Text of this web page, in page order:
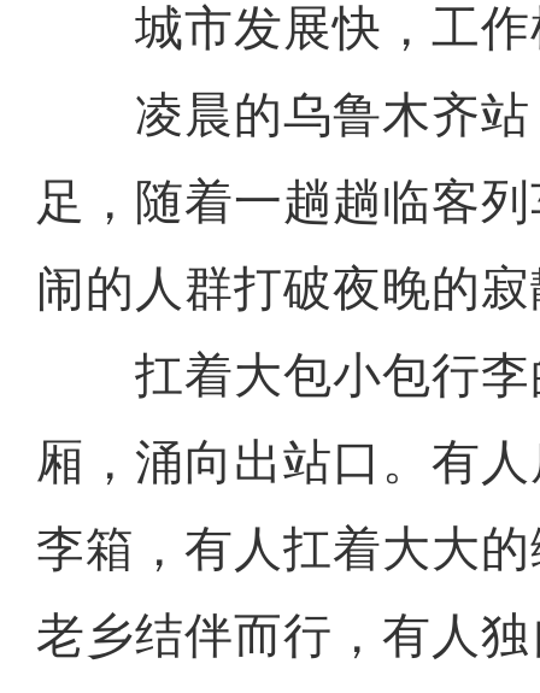
城市发展快，工作
凌晨的乌鲁木齐站
足，随着一趟趟临客
闹的人群打破夜晚的
扛着大包小包行李
厢，涌向出站口。有
李箱，有人扛着大大
老乡结伴而行，有人